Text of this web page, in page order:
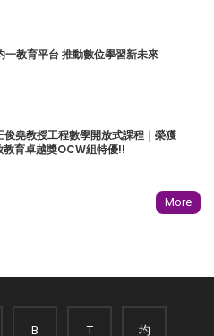
一教育平台 推動數位學習新未來
俊堯教授工程數學開放式課程｜榮獲
育卓越獎OCW組特優!!
More
B T 均